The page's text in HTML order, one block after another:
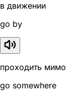
в движении
go by
проходить мимо
go somewhere